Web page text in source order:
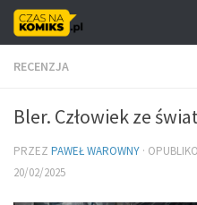
Skip to content
RECENZJA
Bler. Człowiek ze
PRZEZ PAWEŁ WAROWNY ·
20/02/2025